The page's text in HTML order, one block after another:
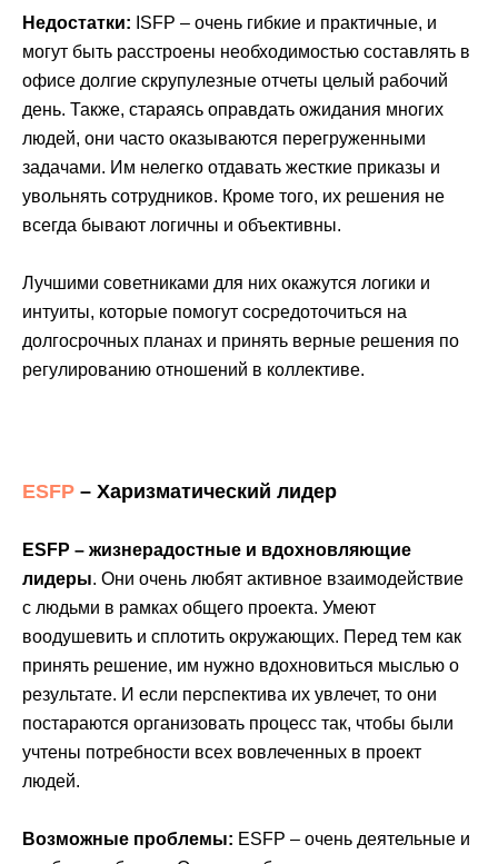
Недостатки: ISFP – очень гибкие и практичные, и
могут быть расстроены необходимостью составлять в
офисе долгие скрупулезные отчеты целый рабочий
день. Также, стараясь оправдать ожидания многих
людей, они часто оказываются перегруженными
задачами. Им нелегко отдавать жесткие приказы и
увольнять сотрудников. Кроме того, их решения не
всегда бывают логичны и объективны.
Лучшими советниками для них окажутся логики и
интуиты, которые помогут сосредоточиться на
долгосрочных планах и принять верные решения по
регулированию отношений в коллективе.
ESFP – Харизматический лидер
ESFP – жизнерадостные и вдохновляющие
лидеры. Они очень любят активное взаимодействие
с людьми в рамках общего проекта. Умеют
воодушевить и сплотить окружающих. Перед тем как
принять решение, им нужно вдохновиться мыслью о
результате. И если перспектива их увлечет, то они
постараются организовать процесс так, чтобы были
учтены потребности всех вовлеченных в проект
людей.
Возможные проблемы: ESFP – очень деятельные и